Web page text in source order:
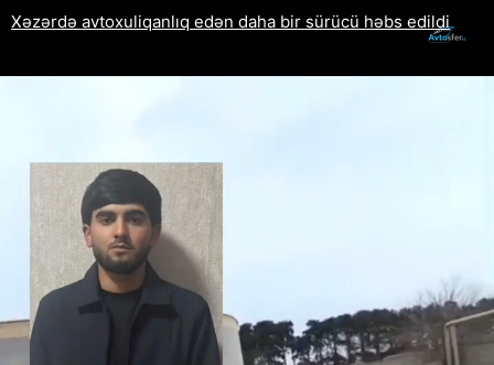
Xəzərdə avtoxuliqanlıq edən daha bir sürücü həbs edildi